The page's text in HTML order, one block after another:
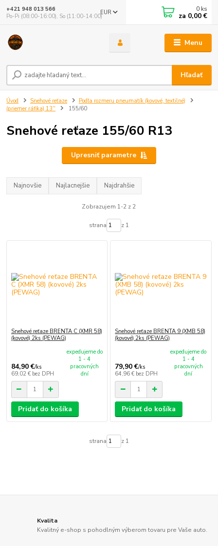
Menu
EUR
Hľadať
+421 948 013 566
Po-Pi (08:00-16:00), So (11:00-14:00)
0 ks
za 0,00 €
Úvod Snehové reťaze
Podľa rozmeru pneumatík (kovové, textilné)
(priemer ráfika) 13''
155/60
Snehové reťaze 155/60 R13
Upresniť parametre
Najnovšie Najlacnejšie Najdrahšie
Zobrazujem 1-2 z 2
strana z 1
Snehové reťaze BRENTA C (XMR 58)
(kovové) 2ks (PEWAG)
84,90 €/ks
69,02 € bez DPH
expedujeme do
1 - 4
pracovných
dní
Pridať do košíka
Snehové reťaze BRENTA 9 (XMB 58)
(kovové) 2ks (PEWAG)
79,90 €/ks
64,96 € bez DPH
expedujeme do
1 - 4
pracovných
dní
Pridať do košíka
strana z 1
Kvalita
Kvalitný e-shop s pohodlným výberom tovaru pre Vaše auto.